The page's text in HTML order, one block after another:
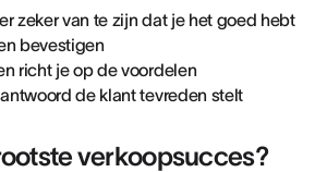
zeker van te zijn dat je het goed hebt
bevestigen
richt je op de voordelen
de klant tevreden stelt
verkoopsucces?